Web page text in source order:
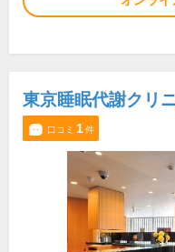
東京睡眠代謝クリ
口コミ 1件